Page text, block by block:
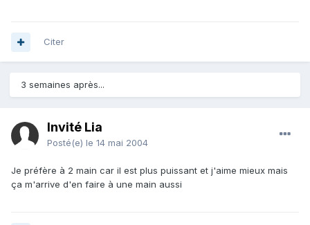
Citer
3 semaines après...
Invité Lia
Posté(e) le 14 mai 2004
Je préfère à 2 main car il est plus puissant et j'aime mieux mais
ça m'arrive d'en faire à une main aussi